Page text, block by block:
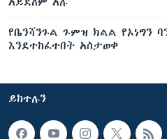
የቤንሻንጉል ጉምዝ ክልል የኦነግን
እንደተከፈተበት አስታወቀ
ይከተሉን